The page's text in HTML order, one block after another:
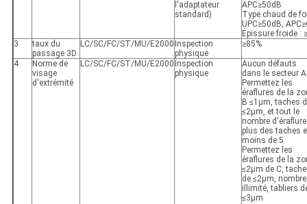
l'adaptateur
standard)
APC≥50dB
Type chaud de
UPC≥50dB,
Épissure froide :
3
taux du
passage 3D
LC/SC/FC/ST/MU/E2000 Inspection
physique
≥85%
4
Norme de
visage
d'extrémité
LC/SC/FC/ST/MU/E2000 Inspection
physique
Aucun défauts
dans le secteur A
Permettez les
éraflures de la
B ≤1μm, taches
≤2μm, et tout le
nombre
plus des taches
moins de 5.
Permettez les
éraflures de la
≤2μm de C,
de ≤2μm, nombre
illimité, tabliers
≤3μm